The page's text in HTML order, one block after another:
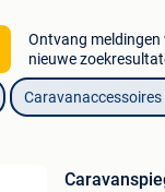
Ontvang meldingen
nieuwe
Caravanaccessoires